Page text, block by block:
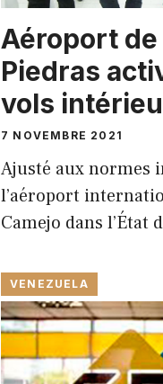
Aéroport de
Piedras
vols
7 NOVEMBRE 2021
Ajusté aux normes
l’aéroport
Camejo dans l’État
VENEZUELA